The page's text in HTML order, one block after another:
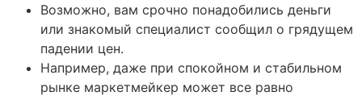
Возможно, вам срочно понадобились деньги
или знакомый специалист сообщил о грядущем
падении цен.
Например, даже при спокойном и стабильном
рынке маркетмейкер может все равно